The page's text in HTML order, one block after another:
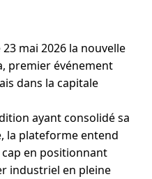
mai 2026 la nouvelle
premier événement
dans la capitale
ayant consolidé sa
la plateforme entend
en positionnant
industriel en pleine